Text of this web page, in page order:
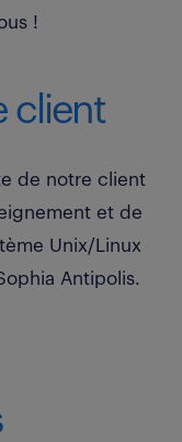
!
client
de notre client
et de
Unix/Linux
Antipolis.